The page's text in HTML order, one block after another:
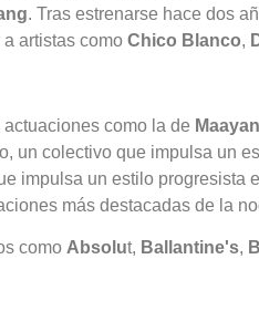
. Tras estrenarse hace dos
artistas como Chico Blanco,
como la de
un colectivo que impulsa un
impulsa un estilo progresista
más destacadas de la
como Absolut, Ballantine's,